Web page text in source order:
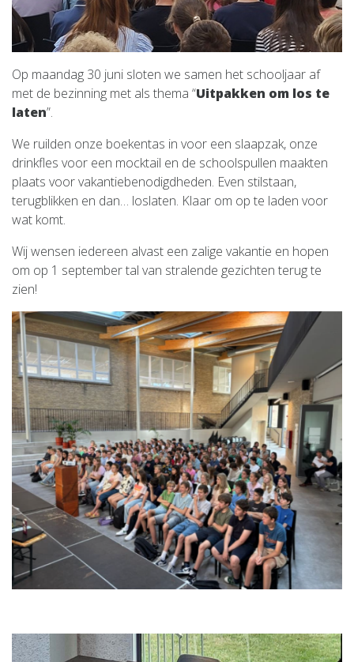
Op maandag 30 juni sloten we samen het schooljaar af
met de bezinning met als thema “Uitpakken om los te
laten”.
We ruilden onze boekentas in voor een slaapzak, onze
drinkfles voor een mocktail en de schoolspullen maakten
plaats voor vakantiebenodigdheden. Even stilstaan,
terugblikken en dan… loslaten. Klaar om op te laden voor
wat komt.
Wij wensen iedereen alvast een zalige vakantie en hopen
om op 1 september tal van stralende gezichten terug te
zien!